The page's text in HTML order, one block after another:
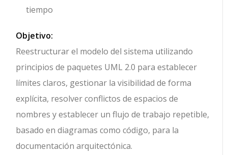
tiempo
Objetivo:
Reestructurar el modelo del sistema utilizando
principios de paquetes UML 2.0 para establecer
límites claros, gestionar la visibilidad de forma
explícita, resolver conflictos de espacios de
nombres y establecer un flujo de trabajo repetible,
basado en diagramas como código, para la
documentación arquitectónica.